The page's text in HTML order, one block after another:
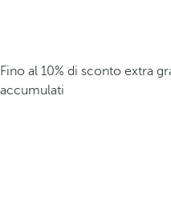
Fino al 10% di sconto extra
accumulati